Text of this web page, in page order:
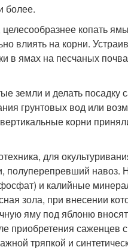
более.
целесообразнее копать
влиять на корни.
в ямах на песчаных
земли и делать посадку
грунтовых вод или
корни
для
полуперепревший навоз.
и калийные
зола, при внесении
яму под яблоню
приобретения саженцев
тряпкой и